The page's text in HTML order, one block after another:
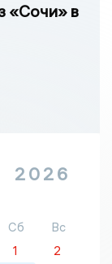
«Сочи» в
2026
Сб
Вс
1
2